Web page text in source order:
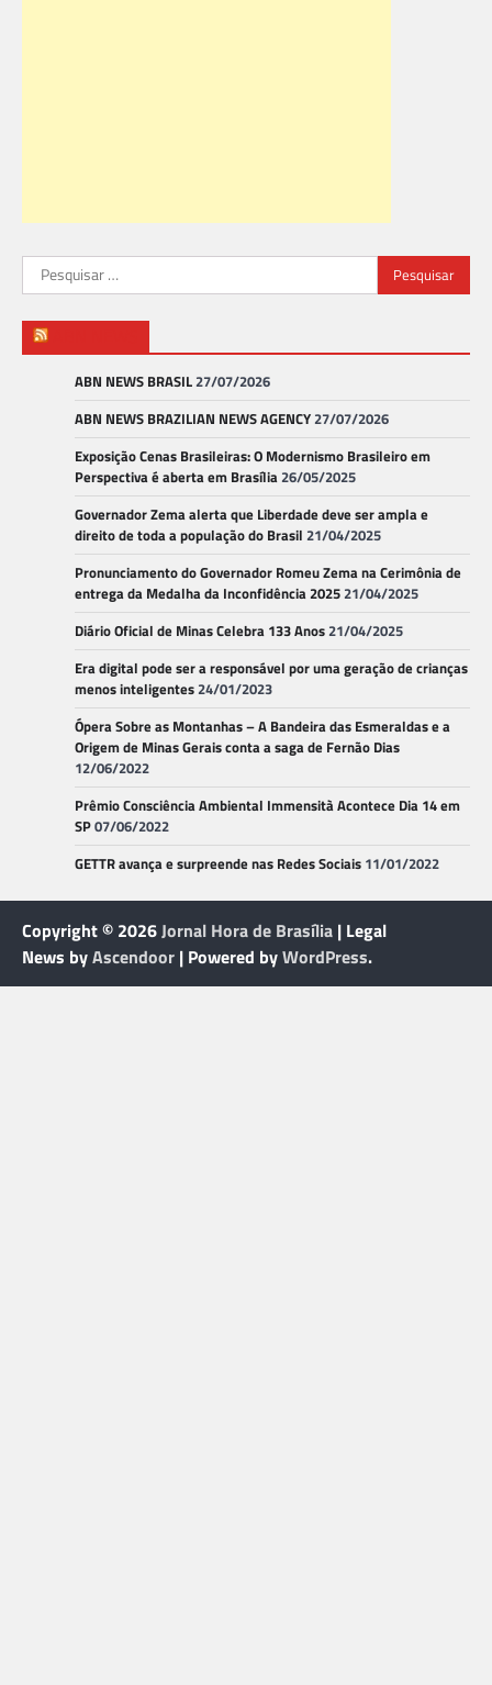
Pesquisar
por:
ABN NEWS BRASIL27/07/2026
ABN NEWS BRAZILIAN NEWS AGENCY27/07/2026
Exposição Cenas Brasileiras: O Modernismo Brasileiro em
Perspectiva é aberta em Brasília26/05/2025
Governador Zema alerta que Liberdade deve ser ampla e
direito de toda a população do Brasil 21/04/2025
Pronunciamento do Governador Romeu Zema na Cerimônia de
entrega da Medalha da Inconfidência 202521/04/2025
Diário Oficial de Minas Celebra 133 Anos21/04/2025
Era digital pode ser a responsável por uma geração de crianças
menos inteligentes24/01/2023
Ópera Sobre as Montanhas – A Bandeira das Esmeraldas e a
Origem de Minas Gerais conta a saga de Fernão Dias
12/06/2022
Prêmio Consciência Ambiental Immensità Acontece Dia 14 em
SP07/06/2022
GETTR avança e surpreende nas Redes Sociais 11/01/2022
Copyright © 2026Jornal Hora de Brasília | Legal
News byAscendoor | Powered byWordPress.